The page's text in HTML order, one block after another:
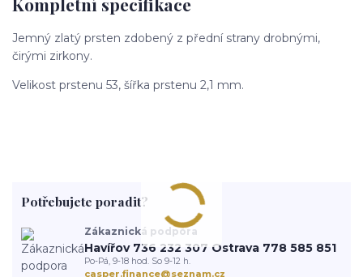
Jemný zlatý prsten zdobený z přední strany drobnými,
čirými zirkony.
Velikost prstenu 53, šířka prstenu 2,1 mm.
Potřebujete poradit?
Zákaznická podpora
Havířov 736 232 307 Ostrava 778 585 851
Po-Pá, 9-18 hod. So 9-12 h.
casper.finance@seznam.cz